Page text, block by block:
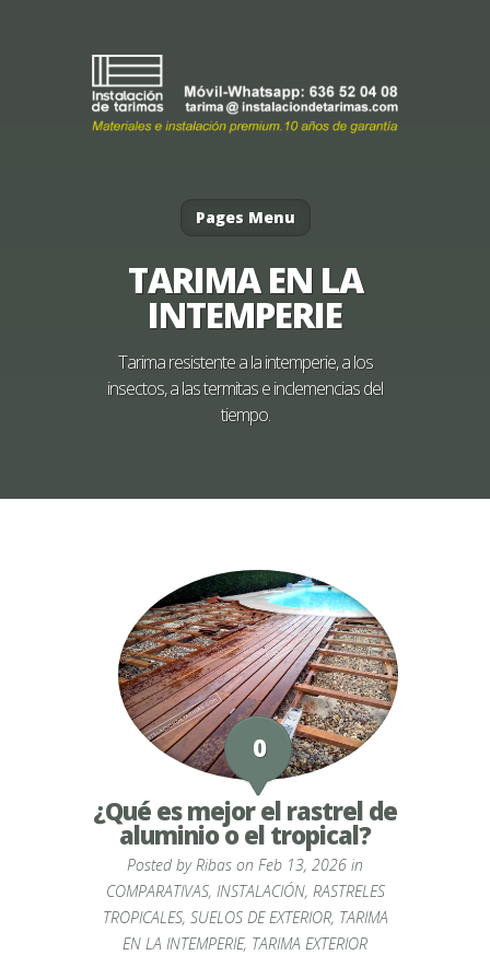
Pages Menu
TARIMA EN LA
INTEMPERIE
Tarima resistente a la intemperie, a los
insectos, a las termitas e inclemencias del
tiempo.
0
¿Qué es mejor el rastrel de
aluminio o el tropical?
Posted byRibas on Feb 13, 2026 in
COMPARATIVAS, INSTALACIÓN, RASTRELES
TROPICALES, SUELOS DE EXTERIOR, TARIMA
EN LA INTEMPERIE, TARIMA EXTERIOR